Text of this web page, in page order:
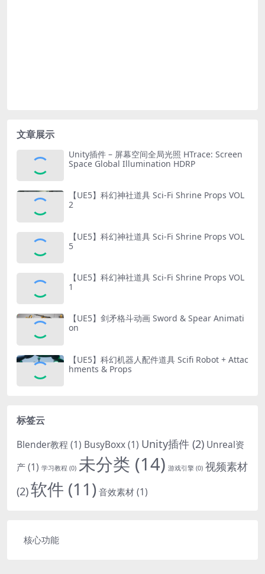
文章展示
Unity插件 – 屏幕空间全局光照 HTrace: Screen
Space Global Illumination HDRP
【UE5】科幻神社道具 Sci-Fi Shrine Props VOL
2
【UE5】科幻神社道具 Sci-Fi Shrine Props VOL
5
【UE5】科幻神社道具 Sci-Fi Shrine Props VOL
1
【UE5】剑矛格斗动画 Sword & Spear Animati
on
【UE5】科幻机器人配件道具 Scifi Robot + Attac
hments & Props
标签云
Blender教程 (1) BusyBoxx(1) Unity插件 (2) Unreal资
产(1) 学习教程 (0) 未分类 (14) 游戏引擎 (0) 视频素材
(2)软件 (11)音效素材(1)
核心功能